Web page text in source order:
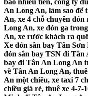
An Long An, làm sao để
An, xe 4 chỗ chuyên
Long An, xe đón ga
An, xe rước khách ra
Xe đón sân bay Tân
đón sân bay TSN đi Tân
bay đi Tân An Long An
về Tân An Long An,
An một chiều, xe taxi 7
chiều giá rẻ, thuê xe 4-